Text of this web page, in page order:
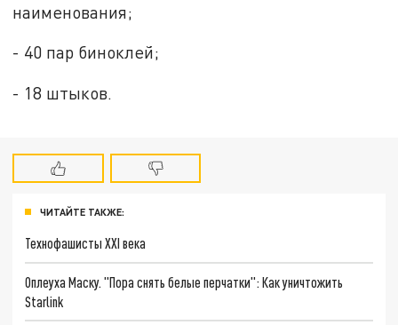
наименования;
- 40 пар биноклей;
- 18 штыков.
ЧИТАЙТЕ ТАКЖЕ:
Технофашисты XXI века
Оплеуха Маску. "Пора снять белые перчатки": Как уничтожить
Starlink